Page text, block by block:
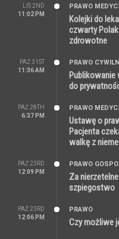
LIS 2ND
11:02 PM
PRAWO
Kolejki do
czwarty
zdrowotne
PAŹ 31ST
11:36 AM
PRAWO
Publikowanie
do
PAŹ 28TH
6:37 PM
PRAWO
Ustawę o
Pacjenta
walkę z
PAŹ 23RD
12:09 PM
PRAWO
Za
szpiegostwo
PAŹ 23RD
12:06 PM
PRAWO
Czy możliwe